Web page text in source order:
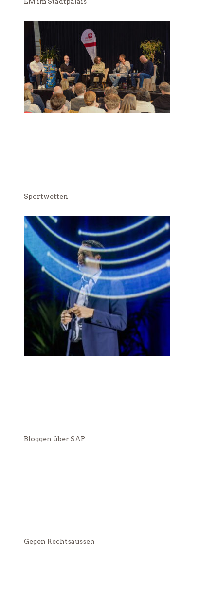
Sportwetten
Bloggen über SAP
Gegen Rechtsaussen